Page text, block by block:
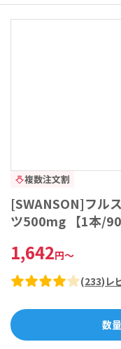
複数注文割
[SWANSON]フル
ツ500mg 【1本/90
1,642円～
(233) レ
数